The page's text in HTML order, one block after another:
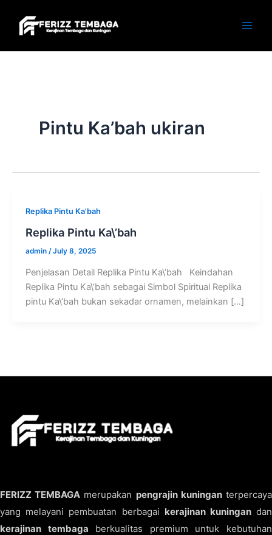
content
Pintu Ka’bah ukiran
Replika Pintu Ka'bah
Replika Pintu Ka\’bah
admin /July 8, 2025
Penjelasan Detail Replika Pintu Ka\’bah Keindahan
Replika Pintu Ka\’bah sebagai Simbol Spiritual Replika
pintu Ka\’bah bukan sekadar ornamen, melainkan […]
FERIZZ TEMBAGA merupakan pengrajin kuninganterpercaya
yang melayani pembuatan berbagai kerajinan kuningandan
kerajinan tembaga berkualitas premium untuk kebutuhan